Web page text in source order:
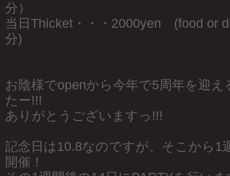
分）
当日Thicket・・・2000yen (food or
分)
お陰様でopenから今年で5周年を迎
たー!!!
ありがとうございますっ!!!
記念日は10.8なのですが、そこから1
開催！